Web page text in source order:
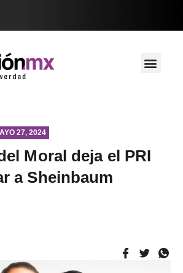
27, 2024
Moral deja el PRI
a Sheinbaum